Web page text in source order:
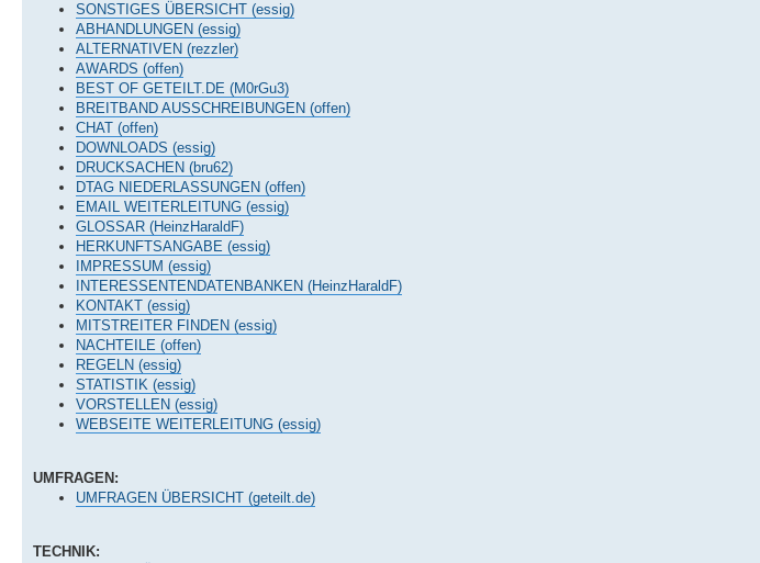
SONSTIGES ÜBERSICHT (essig)
ABHANDLUNGEN (essig)
ALTERNATIVEN (rezzler)
AWARDS (offen)
BEST OF GETEILT.DE (M0rGu3)
BREITBAND AUSSCHREIBUNGEN (offen)
CHAT (offen)
DOWNLOADS (essig)
DRUCKSACHEN (bru62)
DTAG NIEDERLASSUNGEN (offen)
EMAIL WEITERLEITUNG (essig)
GLOSSAR (HeinzHaraldF)
HERKUNFTSANGABE (essig)
IMPRESSUM (essig)
INTERESSENTENDATENBANKEN (HeinzHaraldF)
KONTAKT (essig)
MITSTREITER FINDEN (essig)
NACHTEILE (offen)
REGELN (essig)
STATISTIK (essig)
VORSTELLEN (essig)
WEBSEITE WEITERLEITUNG (essig)
UMFRAGEN:
UMFRAGEN ÜBERSICHT (geteilt.de)
TECHNIK: